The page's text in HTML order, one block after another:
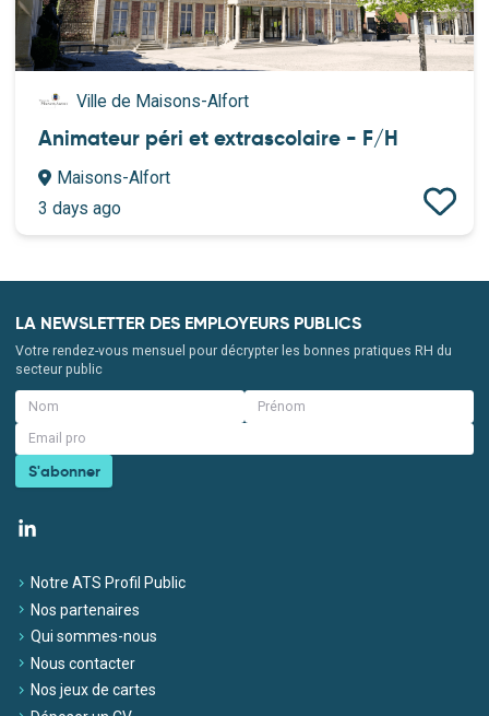
Ville de Maisons-Alfort
Animateur péri et extrascolaire - F/H
Maisons-Alfort
3 days ago
LA NEWSLETTER DES EMPLOYEURS PUBLICS
Votre rendez-vous mensuel pour décrypter les bonnes pratiques RH du
secteur public
S'abonner
Notre ATS Profil Public
Nos partenaires
Qui sommes-nous
Nous contacter
Nos jeux de cartes